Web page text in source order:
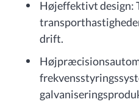
Højeffektivt design:
drift.